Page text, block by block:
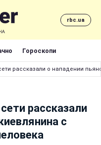
rbc.ua
Гороскопи
рассказали о нападении
рассказали
с